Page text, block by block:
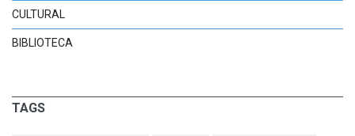
CULTURAL
BIBLIOTECA
TAGS